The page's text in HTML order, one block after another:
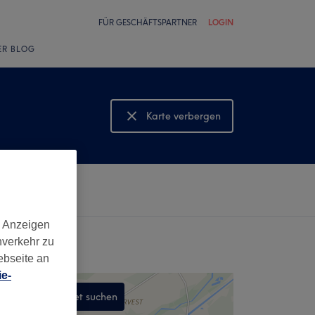
FÜR GESCHÄFTSPARTNER LOGIN
BLOG
Karte verbergen
Karte anzeigen
In diesem Gebiet suchen
zu
an